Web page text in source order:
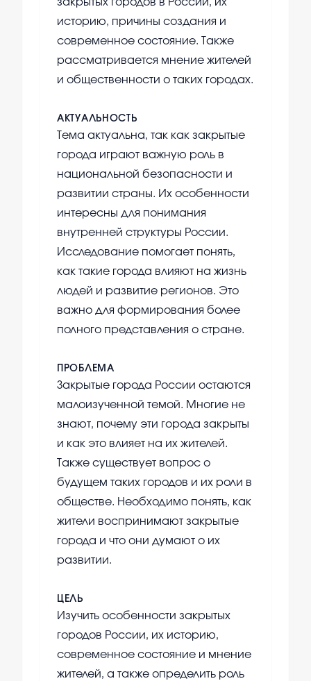
закрытых городов в России, их
историю, причины создания и
современное состояние. Также
рассматривается мнение жителей
и общественности о таких городах.
АКТУАЛЬНОСТЬ
Тема актуальна, так как закрытые
города играют важную роль в
национальной безопасности и
развитии страны. Их особенности
интересны для понимания
внутренней структуры России.
Исследование помогает понять,
как такие города влияют на жизнь
людей и развитие регионов. Это
важно для формирования более
полного представления о стране.
ПРОБЛЕМА
Закрытые города России остаются
малоизученной темой. Многие не
знают, почему эти города закрыты
и как это влияет на их жителей.
Также существует вопрос о
будущем таких городов и их роли в
обществе. Необходимо понять, как
жители воспринимают закрытые
города и что они думают о их
развитии.
ЦЕЛЬ
Изучить особенности закрытых
городов России, их историю,
современное состояние и мнение
жителей, а также определить роль